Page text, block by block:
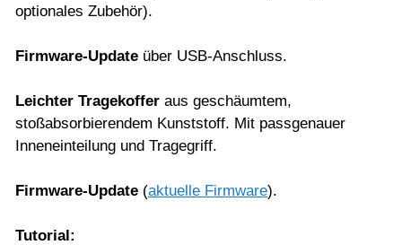
optionales Zubehör).
Firmware-Update über USB-Anschluss.
Leichter Tragekoffer aus geschäumtem,
stoßabsorbierendem Kunststoff. Mit passgenauer
Inneneinteilung und Tragegriff.
Firmware-Update (aktuelle Firmware).
Tutorial: